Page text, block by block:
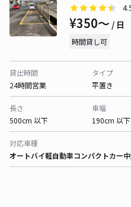
¥350〜 / 日
時間貸し可
貸出時間
24時間営業
タイプ
平置き
長さ
500cm 以下
車幅
190cm 以下
対応車種
オートバイ軽自動車コンパクトカー